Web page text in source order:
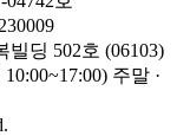
빌딩 502호 (06103)
주말 ·